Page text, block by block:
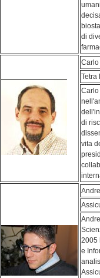
di
Tetra
Carlo
di
vita
2005
e